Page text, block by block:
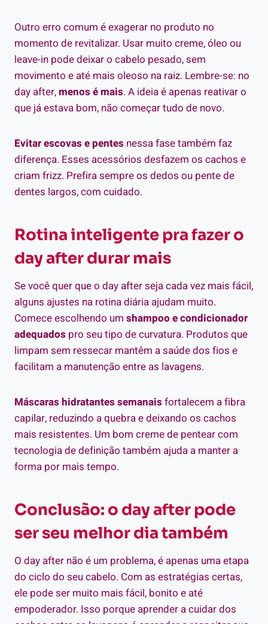
Outro erro comum é exagerar no produto no
momento de revitalizar. Usar muito creme, óleo ou
leave-in pode deixar o cabelo pesado, sem
movimento e até mais oleoso na raiz. Lembre-se: no
day after,menos é mais. A ideia é apenas reativar o
que já estava bom, não começar tudo de novo.
Evitar escovas e pentes nessa fase também faz
diferença. Esses acessórios desfazem os cachos e
criam frizz. Prefira sempre os dedos ou pente de
dentes largos, com cuidado.
Rotina inteligente pra fazer o
day after durar mais
Se você quer que o day after seja cada vez mais fácil,
alguns ajustes na rotina diária ajudam muito.
Comece escolhendo um shampoo e condicionador
adequados pro seu tipo de curvatura. Produtos que
limpam sem ressecar mantêm a saúde dos fios e
facilitam a manutenção entre as lavagens.
Máscaras hidratantes semanaisfortalecem a fibra
capilar, reduzindo a quebra e deixando os cachos
mais resistentes. Um bom creme de pentear com
tecnologia de definição também ajuda a manter a
forma por mais tempo.
Conclusão: o day after pode
ser seu melhor dia também
O day after não é um problema, é apenas uma etapa
do ciclo do seu cabelo. Com as estratégias certas,
ele pode ser muito mais fácil, bonito e até
empoderador. Isso porque aprender a cuidar dos